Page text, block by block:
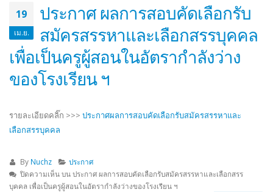
19
เม.ย.
ประกาศ ผลการสอบคัดเลือกรับ
สมัครสรรหาและเลือกสรรบุคคล
เพื่อเป็นครูผู้สอนในอัตรากำลังว่าง
ของโรงเรียน ฯ
รายละเอียดคลิ๊ก >>> ประกาศผลการสอบคัดเลือกรับสมัครสรรหาและ
เลือกสรรบุคคล
By Nuchz
ประกาศ
ปิดความเห็นบน ประกาศ ผลการสอบคัดเลือกรับสมัครสรรหาและเลือกสรร
บุคคล เพื่อเป็นครูผู้สอนในอัตรากำลังว่างของโรงเรียน ฯ